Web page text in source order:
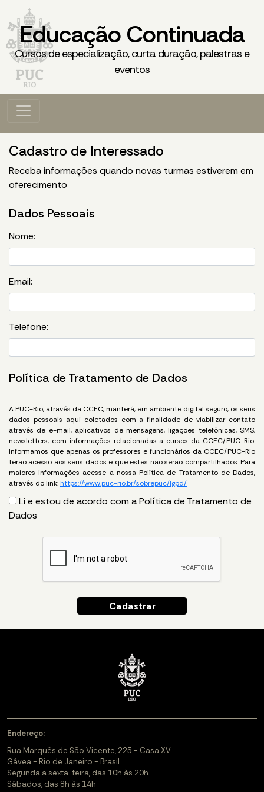
Educação Continuada
Cursos de especialização, curta duração, palestras e
eventos
Cadastro de Interessado
Receba informações quando novas turmas estiverem em
oferecimento
Dados Pessoais
Nome:
Email:
Telefone:
Política de Tratamento de Dados
A PUC-Rio, através da CCEC, manterá, em ambiente digital seguro, os seus
dados pessoais aqui coletados com a finalidade de viabilizar contato
através de e-mail, aplicativos de mensagens, ligações telefônicas, SMS,
newsletters, com informações relacionadas a cursos da CCEC/PUC-Rio.
Informamos que apenas os professores e funcionários da CCEC/PUC-Rio
terão acesso aos seus dados e que estes não serão compartilhados. Para
maiores informações acesse a nossa Política de Tratamento de Dados,
através do link: https://www.puc-rio.br/sobrepuc/lgpd/
Li e estou de acordo com a Política de Tratamento de
Dados
Endereço:
Rua Marquês de São Vicente, 225 - Casa XV
Gávea - Rio de Janeiro - Brasil
Segunda a sexta-feira, das 10h às 20h
Sábados, das 8h às 14h